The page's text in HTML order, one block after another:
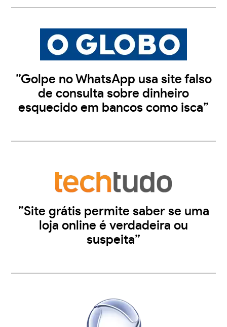
”Golpe no WhatsApp usa site falso
de consulta sobre dinheiro
esquecido em bancos como isca”
”Site grátis permite saber se uma
loja online é verdadeira ou
suspeita”